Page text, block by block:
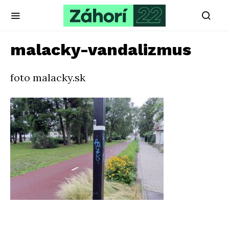
malacky-vandalizmus
foto malacky.sk